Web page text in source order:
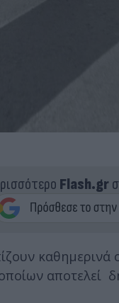
Flash.gr
καθημερινά
αποτελεί